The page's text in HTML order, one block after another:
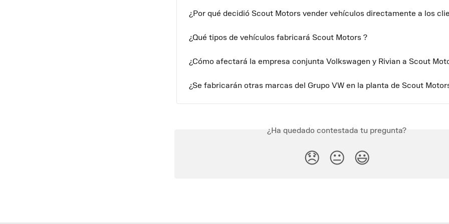
¿Por qué decidió Scout Motors vender vehículos directamente a los
¿Qué tipos de vehículos fabricará Scout Motors ?
¿Cómo afectará la empresa conjunta Volkswagen y Rivian a Scout
¿Se fabricarán otras marcas del Grupo VW en la planta de Scout
¿Ha quedado contestada tu pregunta?
😞 😐 😃